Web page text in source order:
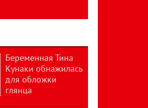
Беременная Тина
Кунаки обнажилась
для обложки
глянца